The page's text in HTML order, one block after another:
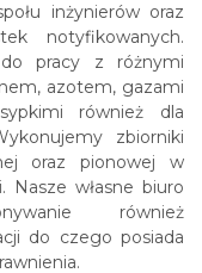
inżynierów oraz
notyfikowanych.
pracy z różnymi
azotem, gazami
również dla
zbiorniki
oraz pionowej w
Nasze własne biuro
również
do czego posiada